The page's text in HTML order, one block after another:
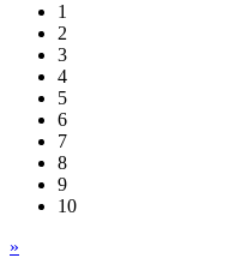
1
2
3
4
5
6
7
8
9
10
»